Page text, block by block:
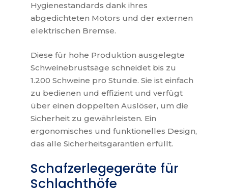
Hygienestandards dank ihres
abgedichteten Motors und der externen
elektrischen Bremse.
Diese für hohe Produktion ausgelegte
Schweinebrustsäge schneidet bis zu
1.200 Schweine pro Stunde. Sie ist einfach
zu bedienen und effizient und verfügt
über einen doppelten Auslöser, um die
Sicherheit zu gewährleisten. Ein
ergonomisches und funktionelles Design,
das alle Sicherheitsgarantien erfüllt.
Schafzerlegegeräte für
Schlachthöfe